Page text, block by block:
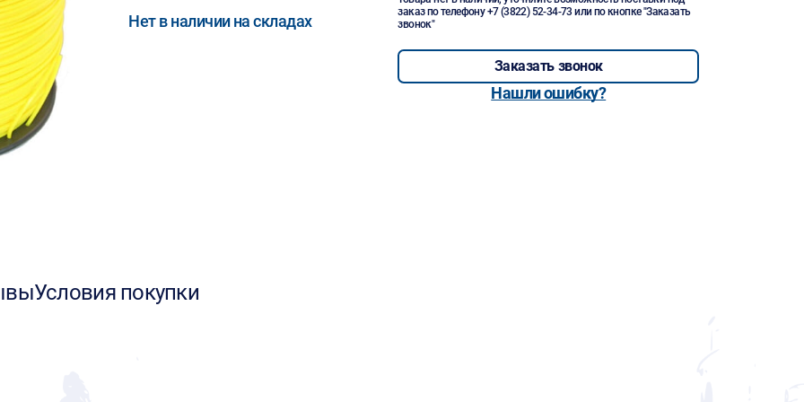
Нет в наличии на складах
заказ по телефону+7 (3822) 52-34-73 или по кнопке "Заказать
звонок"
Заказать звонок
Нашли ошибку?
Условия покупки